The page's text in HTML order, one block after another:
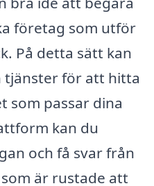
företag som utför
På detta sätt kan
tjänster för att hitta
som passar dina
kan du
och få svar från
är rustade att